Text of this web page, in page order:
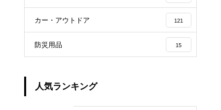
カー・アウトドア 121
防災用品 15
人気ランキング